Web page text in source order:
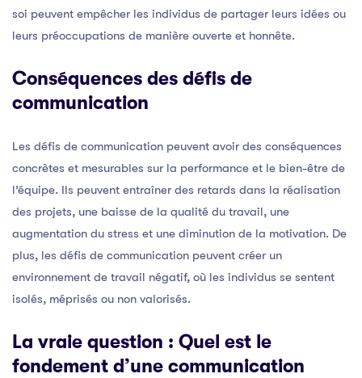
soi peuvent empêcher les individus de partager leurs idées ou
leurs préoccupations de manière ouverte et honnête.
Conséquences des défis de
communication
Les défis de communication peuvent avoir des conséquences
concrètes et mesurables sur la performance et le bien-être de
l’équipe. Ils peuvent entraîner des retards dans la réalisation
des projets, une baisse de la qualité du travail, une
augmentation du stress et une diminution de la motivation. De
plus, les défis de communication peuvent créer un
environnement de travail négatif, où les individus se sentent
isolés, méprisés ou non valorisés.
La vraie question : Quel est le
fondement d’une communication